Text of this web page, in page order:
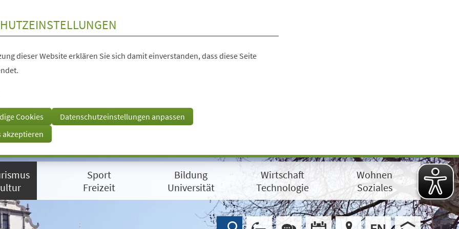
dieser Website erklären Sie sich damit einverstanden, dass diese Seite
Cookies
Datenschutzeinstellungen anpassen
akzeptieren
Sport
Freizeit
Bildung
Universität
Wirtschaft
Technologie
Wohnen
Soziales